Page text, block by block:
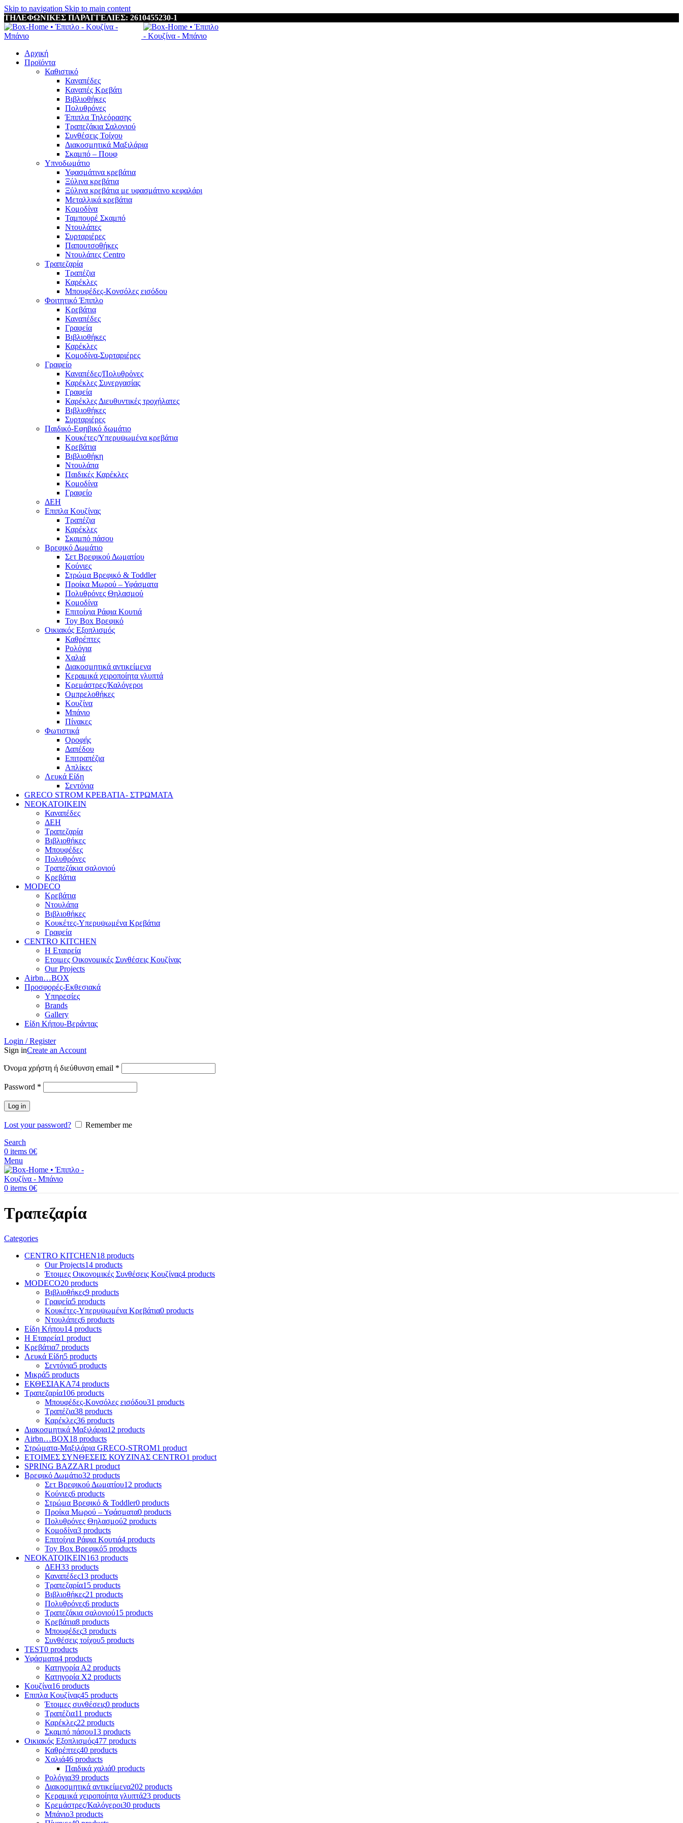
Skip to navigation Skip to main content
ΤΗΛΕΦΩΝΙΚΕΣ ΠΑΡΑΓΓΕΛΙΕΣ: 2610455230-1
Αρχική
Προϊόντα
Καθιστικό
Καναπέδες
Καναπές Κρεβάτι
Βιβλιοθήκες
Πολυθρόνες
Έπιπλα Τηλεόρασης
Τραπεζάκια Σαλονιού
Συνθέσεις Τοίχου
Διακοσμητικά Μαξιλάρια
Σκαμπό – Πουφ
Υπνοδωμάτιο
Υφασμάτινα κρεβάτια
Ξύλινα κρεβάτια
Ξύλινα κρεβάτια με υφασμάτινο κεφαλάρι
Mεταλλικά κρεβάτια
Κομοδίνα
Ταμπουρέ Σκαμπό
Ντουλάπες
Συρταριέρες
Παπουτσοθήκες
Ντουλάπες Centro
Τραπεζαρία
Τραπέζια
Καρέκλες
Μπουφέδες-Κονσόλες εισόδου
Φοιτητικό Έπιπλο
Κρεβάτια
Καναπέδες
Γραφεία
Βιβλιοθήκες
Καρέκλες
Κομοδίνα-Συρταριέρες
Γραφείο
Καναπέδες/Πολυθρὀνες
Καρέκλες Συνεργασίας
Γραφεία
Καρέκλες Διευθυντικές τροχήλατες
Βιβλιοθήκες
Συρταριέρες
Παιδικό-Εφηβικό δωμάτιο
Κουκέτες/Υπερυψωμένα κρεβάτια
Κρεβάτια
Βιβλιοθήκη
Ντουλάπα
Παιδικές Καρέκλες
Κομοδίνα
Γραφείο
ΔΕΗ
Επιπλα Κουζίνας
Τραπέζια
Καρέκλες
Σκαμπό πάσου
Βρεφικό Δωμάτιο
Σετ Βρεφικού Δωματίου
Κούνιες
Στρώμα Βρεφικό & Toddler
Προίκα Μωρού – Υφάσματα
Πολυθρόνες Θηλασμού
Κομοδίνα
Επιτοίχια Ράφια Κουτιά
Toy Box Βρεφικό
Οικιακός Εξοπλισμός
Καθρέπτες
Ρολόγια
Χαλιά
Διακοσμητικά αντικείμενα
Κεραμικά χειροποίητα γλυπτά
Κρεμάστρες/Καλόγεροι
Ομπρελοθήκες
Κουζίνα
Μπάνιο
Πίνακες
Φωτιστικά
Οροφής
Δαπέδου
Επιτραπέζια
Απλίκες
Λευκά Είδη
Σεντόνια
GRECO STROM ΚΡΕΒΑΤΙΑ- ΣΤΡΩΜΑΤΑ
ΝΕΟΚΑΤΟΙΚΕΙΝ
Καναπέδες
ΔΕΗ
Τραπεζαρία
Βιβλιοθήκες
Μπουφέδες
Πολυθρόνες
Τραπεζάκια σαλονιού
Κρεβάτια
MODECO
Κρεβάτια
Ντουλάπα
Βιβλιοθήκες
Κουκέτες-Υπερυψωμένα Κρεβάτια
Γραφεία
CENTRO KITCHEN
Η Εταιρεία
Ετοιμες Οικονομικές Συνθέσεις Κουζίνας
Our Projects
Airbn…BOX
Προσφορές-Εκθεσιακά
Υπηρεσίες
Brands
Gallery
Είδη Κήπου-Βεράντας
Login / Register
Sign inCreate an Account
Όνομα χρήστη ή διεύθυνση email *
Password *
Log in
Lost your password?
Remember me
Search
0 items 0€
Menu
0 items 0€
Τραπεζαρία
Categories
CENTRO KITCHEN18 products
Our Projects14 products
Έτοιμες Οικονομικές Συνθέσεις Κουζίνας4 products
MODECO20 products
Βιβλιοθήκες9 products
Γραφεία5 products
Κουκέτες-Υπερυψωμένα Κρεβάτια0 products
Ντουλάπες6 products
Είδη Κήπου14 products
Η Εταιρεία1 product
Κρεβάτια7 products
Λευκά Είδη5 products
Σεντόνια5 products
Μικρά5 products
ΕΚΘΕΣΙΑΚΑ74 products
Τραπεζαρία106 products
Μπουφέδες-Κονσόλες εισόδου31 products
Τραπέζια38 products
Καρέκλες36 products
Διακοσμητικά Μαξιλάρια12 products
Airbn…BOX18 products
Στρώματα-Μαξιλάρια GRECO-STROM1 product
ΕΤΟΙΜΕΣ ΣΥΝΘΕΣΕΙΣ ΚΟΥΖΙΝΑΣ CENTRO1 product
SPRING BAZZAR1 product
Βρεφικό Δωμάτιο32 products
Σετ Βρεφικού Δωματίου12 products
Κούνιες6 products
Στρώμα Βρεφικό & Toddler0 products
Προίκα Μωρού – Υφάσματα0 products
Πολυθρόνες Θηλασμού2 products
Κομοδίνα3 products
Επιτοίχια Ράφια Κουτιά4 products
Toy Box Βρεφικό5 products
ΝΕΟΚΑΤΟΙΚΕΙΝ163 products
ΔΕΗ33 products
Καναπέδες13 products
Τραπεζαρία15 products
Βιβλιοθήκες21 products
Πολυθρόνες6 products
Τραπεζάκια σαλονιού15 products
Κρεβάτια8 products
Μπουφέδες3 products
Συνθέσεις τοίχου5 products
TEST0 products
Υφάσματα4 products
Κατηγορία Α2 products
Κατηγορία Χ2 products
Κουζίνα16 products
Επιπλα Κουζίνας45 products
Έτοιμες συνθέσεις0 products
Τραπέζια11 products
Καρέκλες22 products
Σκαμπό πάσου13 products
Οικιακός Εξοπλισμός477 products
Καθρέπτες40 products
Χαλιά46 products
Παιδικά χαλιά0 products
Ρολόγια39 products
Διακοσμητικά αντικείμενα202 products
Κεραμικά χειροποίητα γλυπτά23 products
Κρεμάστρες/Καλόγεροι30 products
Μπάνιο3 products